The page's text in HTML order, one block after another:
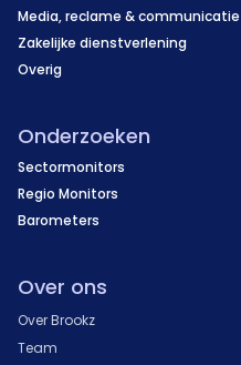
Media, reclame & communicatie
Zakelijke dienstverlening
Overig
Onderzoeken
Sectormonitors
Regio Monitors
Barometers
Over ons
Over Brookz
Team